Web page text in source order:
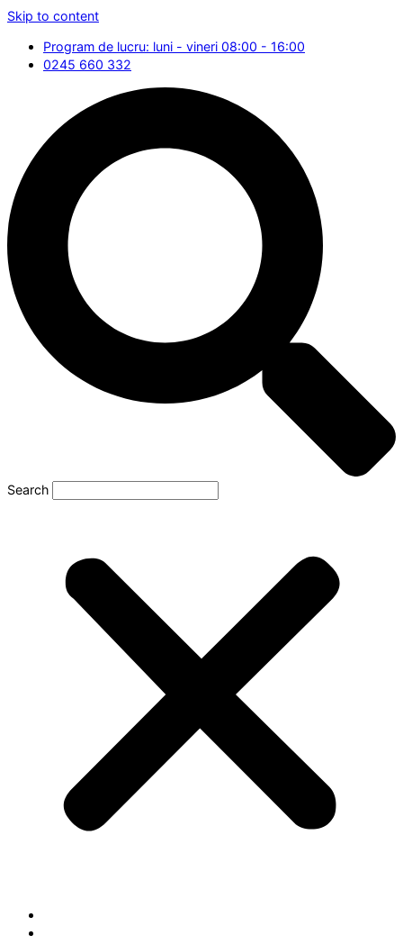
Skip to content
Program de lucru: luni - vineri 08:00 - 16:00
0245 660 332
Search